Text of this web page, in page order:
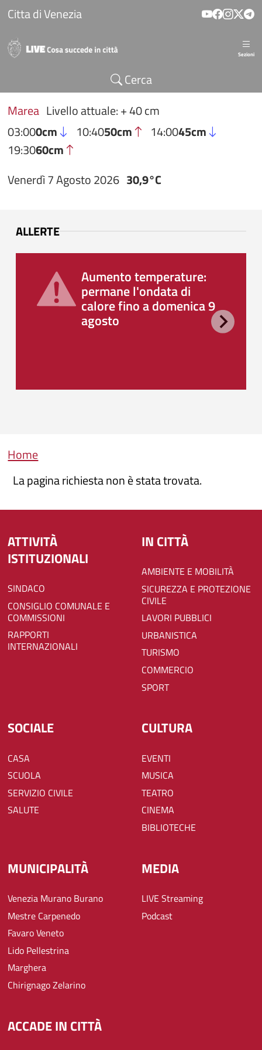
Salta al contenuto principale
Citta di Venezia
Sezioni
Cerca
Marea Livello attuale: + 40 cm
03:000cm 10:4050cm 14:0045cm
19:3060cm
Venerdì 7 Agosto 2026 30,9°C
ALLERTE
Aumento temperature:
permane l'ondata di
calore fino a domenica 9
agosto
Briciole di pane
Home
La pagina richiesta non è stata trovata.
ATTIVITÀ
ISTITUZIONALI
SINDACO
CONSIGLIO COMUNALE E
COMMISSIONI
RAPPORTI
INTERNAZIONALI
IN CITTÀ
AMBIENTE E MOBILITÀ
SICUREZZA E PROTEZIONE
CIVILE
LAVORI PUBBLICI
URBANISTICA
TURISMO
COMMERCIO
SPORT
SOCIALE
CASA
SCUOLA
SERVIZIO CIVILE
SALUTE
CULTURA
EVENTI
MUSICA
TEATRO
CINEMA
BIBLIOTECHE
MUNICIPALITÀ
Venezia Murano Burano
Mestre Carpenedo
Favaro Veneto
Lido Pellestrina
Marghera
Chirignago Zelarino
MEDIA
LIVE Streaming
Podcast
ACCADE IN CITTÀ